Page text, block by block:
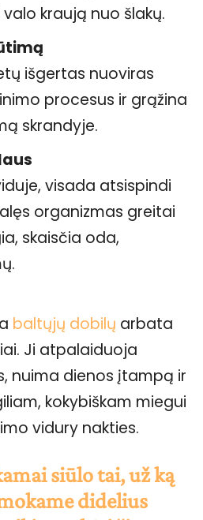
kraują nuo šlakų.
išgertas nuoviras
procesus ir grąžina
skrandyje.
visada atsispindi
organizmas greitai
skaisčia oda,
baltųjų dobilų arbata
Ji atpalaiduoja
nuima dienos įtampą ir
kokybiškam miegui
vidury nakties.
siūlo tai, už ką
didelius